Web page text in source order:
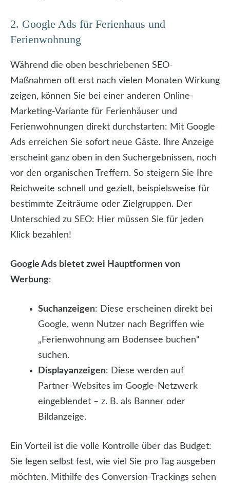
2. Google Ads für Ferienhaus und
Ferienwohnung
Während die oben beschriebenen SEO-
Maßnahmen oft erst nach vielen Monaten Wirkung
zeigen, können Sie bei einer anderen Online-
Marketing-Variante für Ferienhäuser und
Ferienwohnungen direkt durchstarten: Mit Google
Ads erreichen Sie sofort neue Gäste. Ihre Anzeige
erscheint ganz oben in den Suchergebnissen, noch
vor den organischen Treffern. So steigern Sie Ihre
Reichweite schnell und gezielt, beispielsweise für
bestimmte Zeiträume oder Zielgruppen. Der
Unterschied zu SEO: Hier müssen Sie für jeden
Klick bezahlen!
Google Ads bietet zwei Hauptformen von
Werbung:
Suchanzeigen: Diese erscheinen direkt bei
Google, wenn Nutzer nach Begriffen wie
„Ferienwohnung am Bodensee buchen“
suchen.
Displayanzeigen: Diese werden auf
Partner-Websites im Google-Netzwerk
eingeblendet – z. B. als Banner oder
Bildanzeige.
Ein Vorteil ist die volle Kontrolle über das Budget:
Sie legen selbst fest, wie viel Sie pro Tag ausgeben
möchten. Mithilfe des Conversion-Trackings sehen